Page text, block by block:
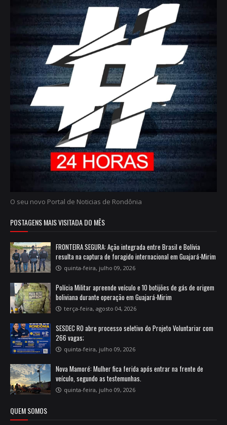
O seu novo Portal de Noticias de Rondônia
POSTAGENS MAIS VISITADA DO MÊS
FRONTEIRA SEGURA: Ação integrada entre Brasil e Bolívia
resulta na captura de foragido internacional em Guajará-Mirim
quinta-feira, julho 09, 2026
Polícia Militar apreende veículo e 10 botijões de gás de origem
boliviana durante operação em Guajará-Mirim
terça-feira, agosto 04, 2026
SESDEC RO abre processo seletivo do Projeto Voluntariar com
266 vagas;
quinta-feira, julho 09, 2026
Nova Mamoré: Mulher fica ferida após entrar na frente de
veículo, segundo as testemunhas.
quinta-feira, julho 09, 2026
QUEM SOMOS